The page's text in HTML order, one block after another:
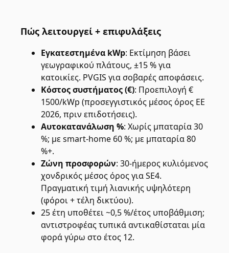
Πώς λειτουργεί + επιφυλάξεις
Εγκατεστημένα kWp: Εκτίμηση βάσει
γεωγραφικού πλάτους, ±15 % για
κατοικίες. PVGIS για σοβαρές αποφάσεις.
Κόστος συστήματος (€): Προεπιλογή €
1500/kWp (προσεγγιστικός μέσος όρος ΕΕ
2026, πριν επιδοτήσεις).
Αυτοκατανάλωση %: Χωρίς μπαταρία 30
%; με smart-home 60 %; με μπαταρία 80
%+.
Ζώνη προσφορών: 30-ήμερος κυλιόμενος
χονδρικός μέσος όρος για SE4.
Πραγματική τιμή λιανικής υψηλότερη
(φόροι + τέλη δικτύου).
25 έτη υποθέτει ~0,5 %/έτος υποβάθμιση;
αντιστροφέας τυπικά αντικαθίσταται μία
φορά γύρω στο έτος 12.